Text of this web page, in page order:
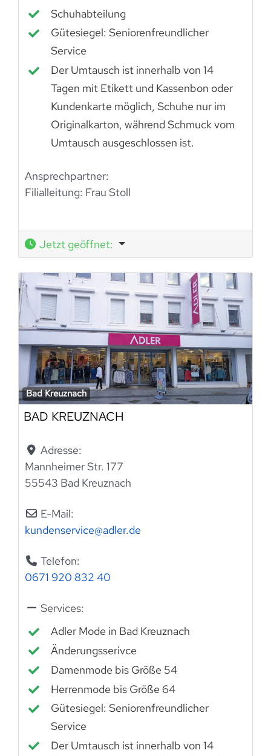
Schuhabteilung
Gütesiegel: Seniorenfreundlicher
Service
Der Umtausch ist innerhalb von 14
Tagen mit Etikett und Kassenbon oder
Kundenkarte möglich, Schuhe nur im
Originalkarton, während Schmuck vom
Umtausch ausgeschlossen ist.
Ansprechpartner:
Filialleitung: Frau Stoll
Jetzt geöffnet:
Bad Kreuznach
BAD KREUZNACH
Adresse:
Mannheimer Str. 177
55543 Bad Kreuznach
E-Mail:
kundenservice@adler.de
Telefon:
0671 920 832 40
Services:
Adler Mode in Bad Kreuznach
Änderungsserivce
Damenmode bis Größe 54
Herrenmode bis Größe 64
Gütesiegel: Seniorenfreundlicher
Service
Der Umtausch ist innerhalb von 14